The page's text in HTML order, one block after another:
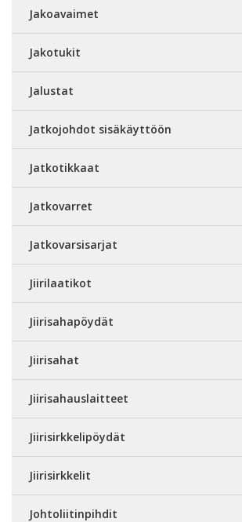
Jakoavaimet
Jakotukit
Jalustat
Jatkojohdot sisäkäyttöön
Jatkotikkaat
Jatkovarret
Jatkovarsisarjat
Jiirilaatikot
Jiirisahapöydät
Jiirisahat
Jiirisahauslaitteet
Jiirisirkkelipöydät
Jiirisirkkelit
Johtoliitinpihdit